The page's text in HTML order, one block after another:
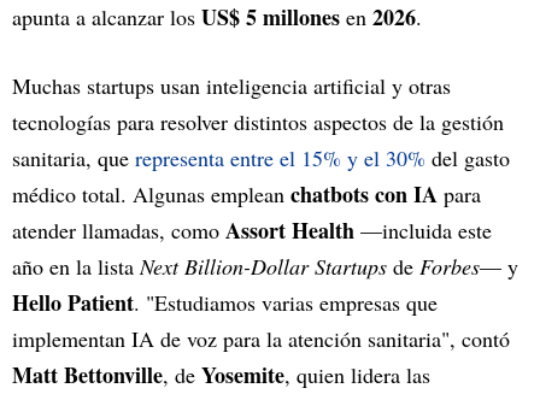
apunta a alcanzar los US$ 5 millones en 2026.
Muchas startups usan inteligencia artificial y otras
tecnologías para resolver distintos aspectos de la gestión
sanitaria, que representa entre el 15% y el 30% del gasto
médico total. Algunas emplean chatbots con IA para
atender llamadas, como Assort Health —incluida este
año en la listaNext Billion-Dollar Startups de Forbes— y
Hello Patient. "Estudiamos varias empresas que
implementan IA de voz para la atención sanitaria", contó
Matt Bettonville, de Yosemite, quien lidera las